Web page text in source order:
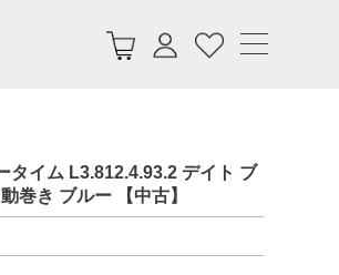
タイム L3.812.4.93.2 デイト ブ
巻き ブルー 【中古】